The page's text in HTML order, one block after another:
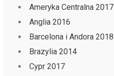
Ameryka Centralna 2017
Anglia 2016
Barcelona i Andora 2018
Brazylia 2014
Cypr 2017